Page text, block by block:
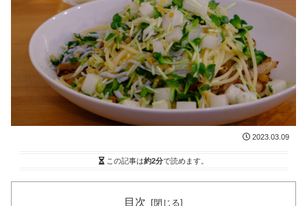
2023.03.09
この記事は約2分で読めます。
目次